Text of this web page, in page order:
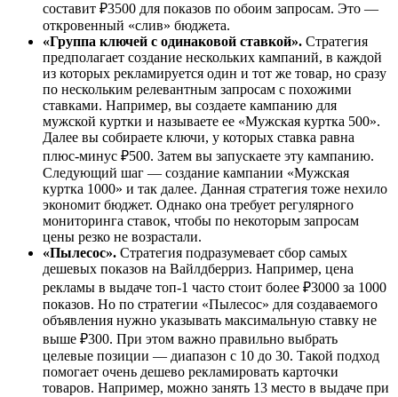
составит ₽3500 для показов по обоим запросам. Это —
откровенный «слив» бюджета.
«Группа ключей с одинаковой ставкой». Стратегия
предполагает создание нескольких кампаний, в каждой
из которых рекламируется один и тот же товар, но сразу
по нескольким релевантным запросам с похожими
ставками. Например, вы создаете кампанию для
мужской куртки и называете ее «Мужская куртка 500».
Далее вы собираете ключи, у которых ставка равна
плюс-минус ₽500. Затем вы запускаете эту кампанию.
Следующий шаг — создание кампании «Мужская
куртка 1000» и так далее. Данная стратегия тоже нехило
экономит бюджет. Однако она требует регулярного
мониторинга ставок, чтобы по некоторым запросам
цены резко не возрастали.
«Пылесос». Стратегия подразумевает сбор самых
дешевых показов на Вайлдберриз. Например, цена
рекламы в выдаче топ-1 часто стоит более ₽3000 за 1000
показов. Но по стратегии «Пылесос» для создаваемого
объявления нужно указывать максимальную ставку не
выше ₽300. При этом важно правильно выбрать
целевые позиции — диапазон с 10 до 30. Такой подход
помогает очень дешево рекламировать карточки
товаров. Например, можно занять 13 место в выдаче при